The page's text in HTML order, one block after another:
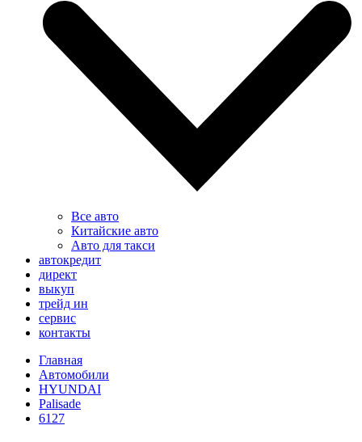
Все авто
Китайские авто
Авто для такси
автокредит
директ
выкуп
трейд ин
сервис
контакты
Главная
Автомобили
HYUNDAI
Palisade
6127